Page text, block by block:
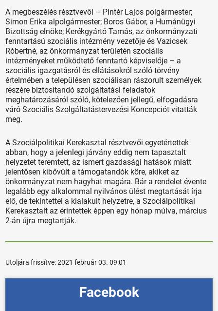
A megbeszélés résztvevői – Pintér Lajos polgármester;
Simon Erika alpolgármester; Boros Gábor, a Humánügyi
Bizottság elnöke; Kerékgyártó Tamás, az önkormányzati
fenntartású szociális intézmény vezetője és Vazicsek
Róbertné, az önkormányzat területén szociális
intézményeket működtető fenntartó képviselője – a
szociális igazgatásról és ellátásokról szóló törvény
értelmében a településen szociálisan rászorult személyek
részére biztosítandó szolgáltatási feladatok
meghatározásáról szóló, kötelezően jellegű, elfogadásra
váró Szociális Szolgáltatástervezési Koncepciót vitatták
meg.
A Szociálpolitikai Kerekasztal résztvevői egyetértettek
abban, hogy a jelenlegi járvány eddig nem tapasztalt
helyzetet teremtett, az ismert gazdasági hatások miatt
jelentősen kibővült a támogatandók köre, akiket az
önkormányzat nem hagyhat magára. Bár a rendelet évente
legalább egy alkalommal nyilvános ülést megtartását írja
elő, de tekintettel a kialakult helyzetre, a Szociálpolitikai
Kerekasztalt az érintettek éppen egy hónap múlva, március
2-án újra megtartják.
Utoljára frissítve:2021 február 03. 09:01
Facebook